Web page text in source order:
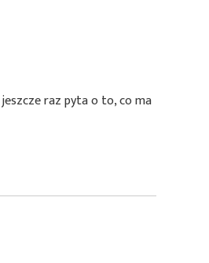
raz pyta o to, co ma